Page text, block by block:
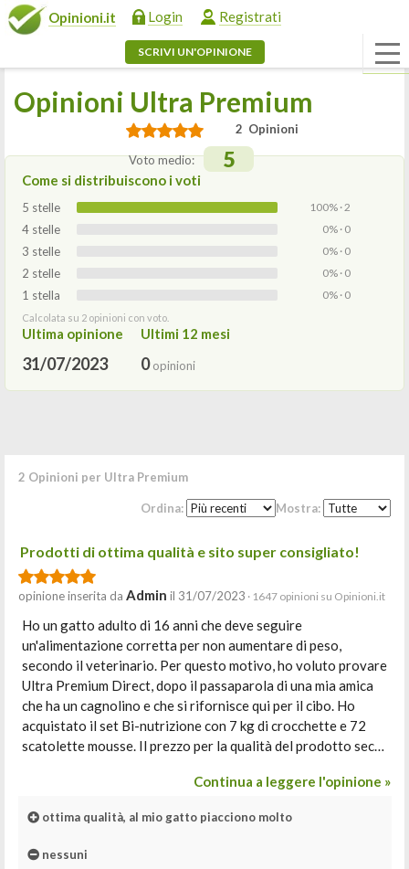
Opinioni.it Login Registrati
SCRIVI UN'OPINIONE
Opinioni Ultra Premium
2 Opinioni
Voto medio: 5
Come si distribuiscono i voti
5 stelle 100% · 2
4 stelle 0% · 0
3 stelle 0% · 0
2 stelle 0% · 0
1 stella 0% · 0
Calcolata su 2 opinioni con voto.
Ultima opinione
31/07/2023
Ultimi 12 mesi
0opinioni
2 Opinioni per Ultra Premium
Ordina: Mostra:
Prodotti di ottima qualità e sito super consigliato!
opinione inserita da Admin il 31/07/2023 · 1647 opinioni su Opinioni.it
Ho un gatto adulto di 16 anni che deve seguire
un'alimentazione corretta per non aumentare di peso,
secondo il veterinario. Per questo motivo, ho voluto provare
Ultra Premium Direct, dopo il passaparola di una mia amica
che ha un cagnolino e che si rifornisce qui per il cibo. Ho
acquistato il set Bi-nutrizione con 7 kg di crocchette e 72
scatolette mousse. Il prezzo per la qualità del prodotto sec…
Continua a leggere l'opinione »
ottima qualità, al mio gatto piacciono molto
nessuni